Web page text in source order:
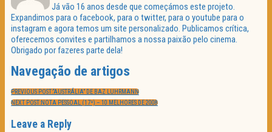
Já vão 16 anos desde que começámos este projeto.
Expandimos para o facebook, para o twitter, para o youtube para o
instagram e agora temos um site personalizado. Publicamos crítica,
oferecemos convites e partilhamos a nossa paixão pelo cinema.
Obrigado por fazeres parte dela!
Navegação de artigos
PREVIOUS POST:“AUSTRÁLIA” DE BAZ LUHRMANN
NEXT POST:NOTA PESSOAL (17ª) – 10 MELHORES DE 2008
Leave a Reply